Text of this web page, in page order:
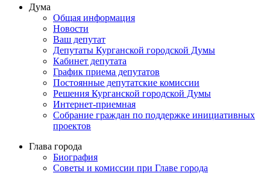
Дума
Общая информация
Новости
Ваш депутат
Депутаты Курганской городской Думы
Кабинет депутата
График приема депутатов
Постоянные депутатские комиссии
Решения Курганской городской Думы
Интернет-приемная
Собрание граждан по поддержке инициативных
проектов
Глава города
Биография
Советы и комиссии при Главе города